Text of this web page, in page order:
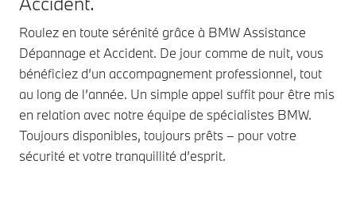
Roulez en toute sérénité grâce à BMW Assistance
Dépannage et Accident. De jour comme de nuit, vous
bénéficiez d’un accompagnement professionnel, tout
au long de l’année. Un simple appel suffit pour être mis
en relation avec notre équipe de spécialistes BMW.
Toujours disponibles, toujours prêts – pour votre
sécurité et votre tranquillité d’esprit.